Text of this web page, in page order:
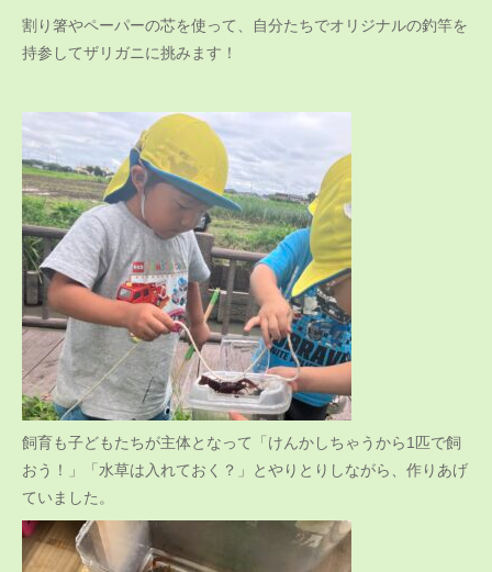
割り箸やペーパーの芯を使って、自分たちでオリジナルの釣竿を
持参してザリガニに挑みます！
飼育も子どもたちが主体となって「けんかしちゃうから1匹で飼
おう！」「水草は入れておく？」とやりとりしながら、作りあげ
ていました。